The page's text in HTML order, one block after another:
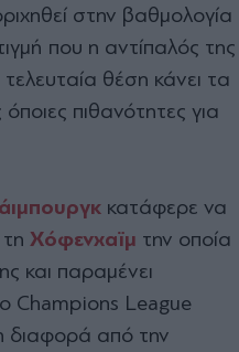
στην βαθμολογία
που η αντίπαλός της
θέση κάνει τα
όποιες πιθανότητες για
κατάφερε να
Χόφενχαϊμ την οποία
και παραμένει
Champions League
διαφορά από την